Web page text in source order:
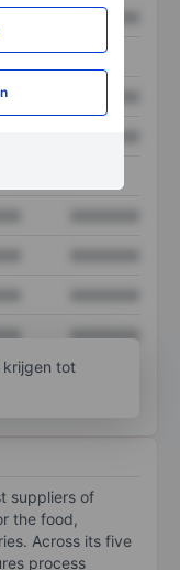
XXXXXXX
XXXXXXX
tot
suppliers of
the food,
Across its five
process